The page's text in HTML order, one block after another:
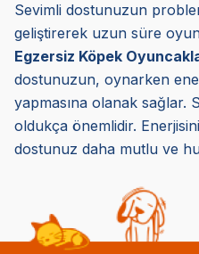
Sevimli dostunuzun
geliştirerek uzun süre
Egzersiz Köpek
dostunuzun, oynarken
yapmasına olanak sağlar.
oldukça önemlidir.
dostunuz daha mutlu ve